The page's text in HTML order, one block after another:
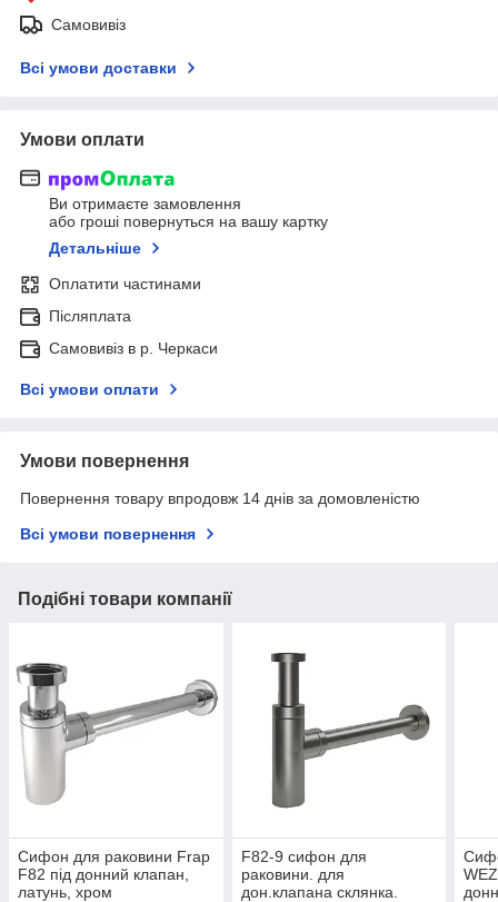
Самовивіз
Всі умови доставки
Умови оплати
Ви отримаєте замовлення
або гроші повернуться на вашу картку
Детальніше
Оплатити частинами
Післяплата
Самовивіз в р. Черкаси
Всі умови оплати
Умови повернення
Повернення товару впродовж 14 днів за домовленістю
Всі умови повернення
Подібні товари компанії
Сифон для раковини Frap
F82 під донний клапан,
латунь, хром
F82-9 сифон для
раковини. для
дон.клапана склянка.